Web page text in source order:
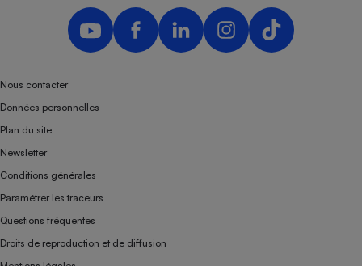
Nous contacter
Données personnelles
Plan du site
Newsletter
Conditions générales
Paramétrer les traceurs
Questions fréquentes
Droits de reproduction et de diffusion